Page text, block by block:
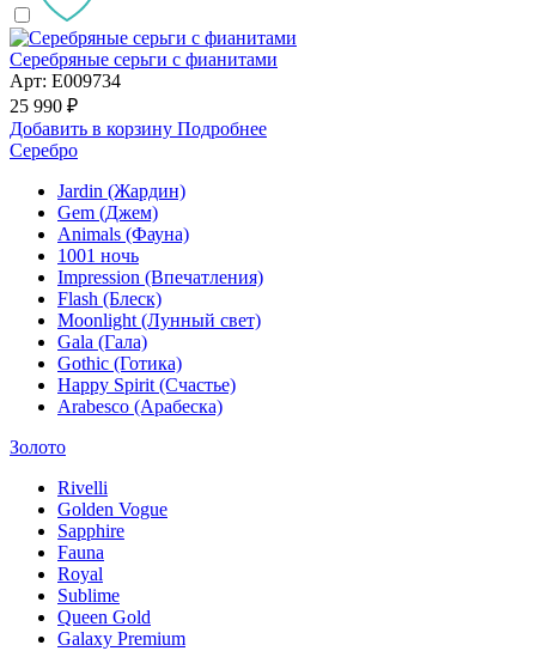
Серебряные серьги с фианитами
Арт: E009734
25 990 ₽
Добавить в корзину Подробнее
Серебро
Jardin (Жардин)
Gem (Джем)
Animals (Фауна)
1001 ночь
Impression (Впечатления)
Flash (Блеск)
Moonlight (Лунный свет)
Gala (Гала)
Gothic (Готика)
Happy Spirit (Счастье)
Arabesco (Арабеска)
Золото
Rivelli
Golden Vogue
Sapphire
Fauna
Royal
Sublime
Queen Gold
Galaxy Premium